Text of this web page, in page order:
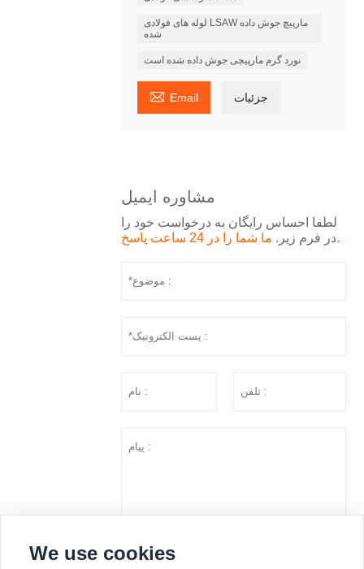
لوله های فولادی LSAW مارپیچ جوش داده
شده
نورد گرم مارپیچی جوش داده شده است
 Email جزئیات
مشاوره ایمیل
لطفا احساس رایگان به درخواست خود را
در فرم زیر.ما شما را در 24 ساعت پاسخ.
We use cookies